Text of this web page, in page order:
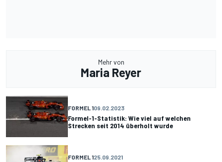
Mehr von
Maria Reyer
FORMEL 109.02.2023
Formel-1-Statistik: Wie viel auf welchen
Strecken seit 2014 überholt wurde
FORMEL 125.09.2021